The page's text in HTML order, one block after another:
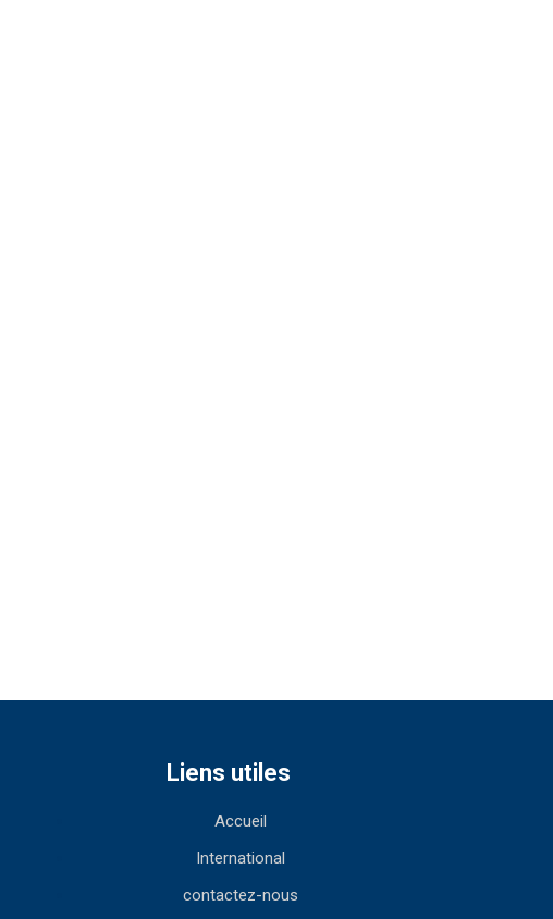
Liens utiles
Accueil
International
contactez-nous